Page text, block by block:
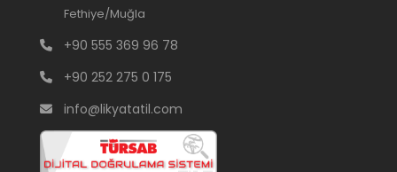
Fethiye/Muğla
+90 555 369 96 78
+90 252 275 0 175
info@likyatatil.com